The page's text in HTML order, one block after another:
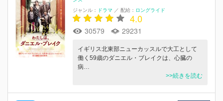
ジャンル：
ドラマ ／ 配給： ロングライド
4.0
30579 29231
イギリス北東部ニューカッスルで大工として
働く59歳のダニエル・ブレイクは、心臓の
病…
>>続きを読む